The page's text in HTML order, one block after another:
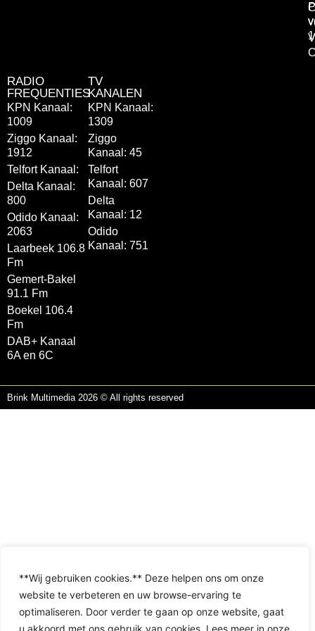
**Wij gebruiken cookies.** Deze helpen ons om onze
website te verbeteren en uw browse-ervaring te
optimaliseren. Door verder te gaan op onze website, gaat
u akkoord met ons gebruik van cookies. Lees meer in onze
RADIO
FREQUENTIES
KPN Kanaal:
1009
Ziggo Kanaal:
1912
Telfort Kanaal:
Delta Kanaal:
800
Odido Kanaal:
2063
Laarbeek 106.8
Fm
Gemert-Bakel
91.1 Fm
Boekel 106.4
Fm
DAB+ Kanaal
6A en 6C
TV
KANALEN
KPN Kanaal:
1309
Ziggo
Kanaal: 45
Telfort
Kanaal: 607
Delta
Kanaal: 12
Odido
Kanaal: 751
Brink Multimedia 2026 © All rights reserved